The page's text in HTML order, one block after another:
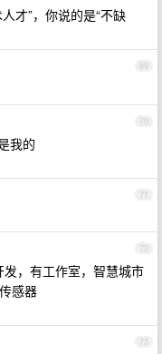
才”，你说的是“不缺
69
70
我的
71
72
，有工作室，智慧城市
感器
73